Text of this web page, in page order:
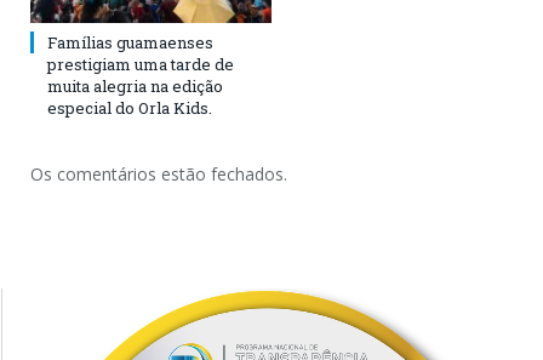
Famílias guamaenses
prestigiam uma tarde de
muita alegria na edição
especial do Orla Kids.
Os comentários estão fechados.